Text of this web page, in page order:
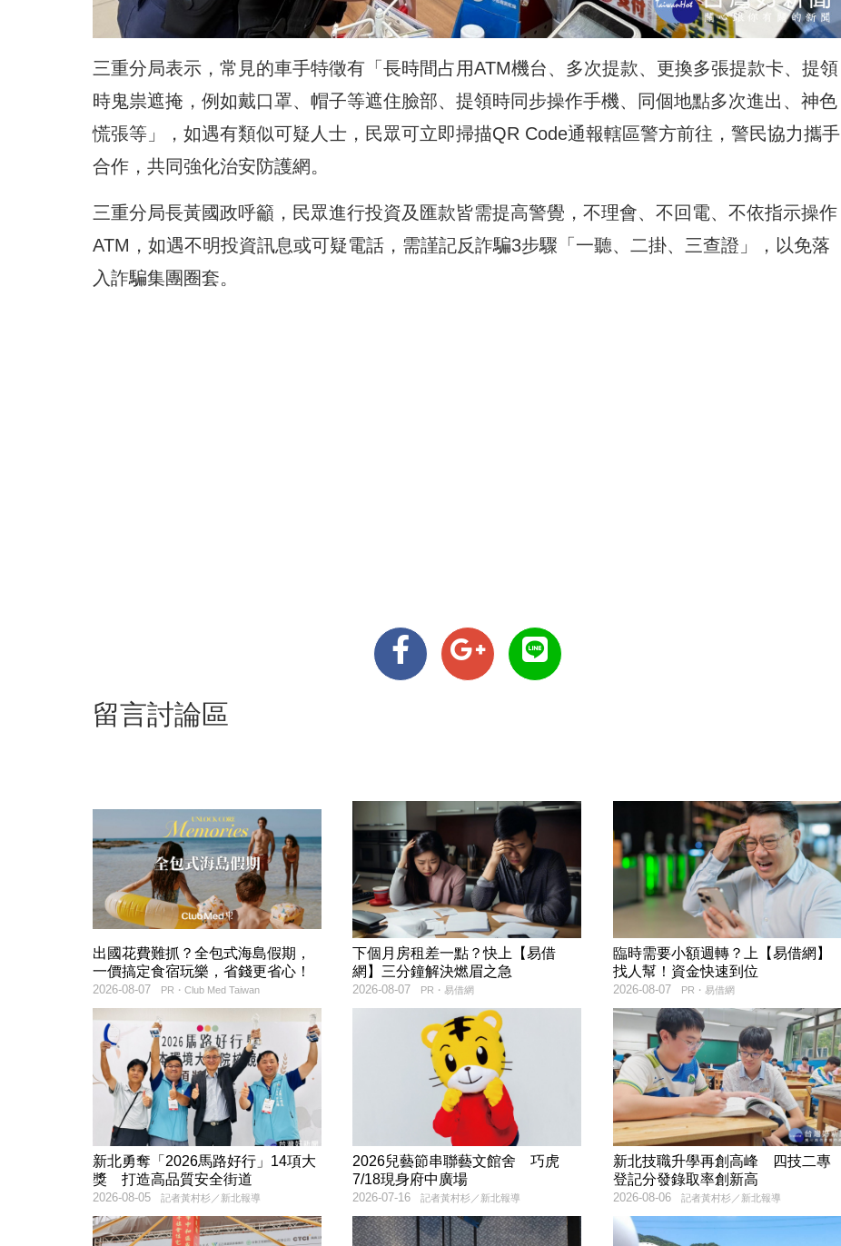
三重分局表示，常見的車手特徵有「長時間占用ATM機台、多次提款、更換多張提款卡、提領
時鬼祟遮掩，例如戴口罩、帽子等遮住臉部、提領時同步操作手機、同個地點多次進出、神色
慌張等」，如遇有類似可疑人士，民眾可立即掃描QR Code通報轄區警方前往，警民協力攜手
合作，共同強化治安防護網。
三重分局長黃國政呼籲，民眾進行投資及匯款皆需提高警覺，不理會、不回電、不依指示操作
ATM，如遇不明投資訊息或可疑電話，需謹記反詐騙3步驟「一聽、二掛、三查證」，以免落
入詐騙集團圈套。
留言討論區
出國花費難抓？全包式海島假期，
一價搞定食宿玩樂，省錢更省心！
PR・Club Med Taiwan
2026-08-07
下個月房租差一點？快上【易借
網】三分鐘解決燃眉之急
PR・易借網
2026-08-07
臨時需要小額週轉？上【易借網】
找人幫！資金快速到位
PR・易借網
2026-08-07
新北勇奪「2026馬路好行」14項大
獎 打造高品質安全街道
記者黃村杉／新北報導
2026-08-05
2026兒藝節串聯藝文館舍 巧虎
7/18現身府中廣場
記者黃村杉／新北報導
2026-07-16
新北技職升學再創高峰 四技二專
登記分發錄取率創新高
記者黃村杉／新北報導
2026-08-06